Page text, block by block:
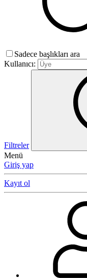
Sadece başlıkları ara
Kullanıcı:
Filtreler
Menü
Giriş yap
Kayıt ol